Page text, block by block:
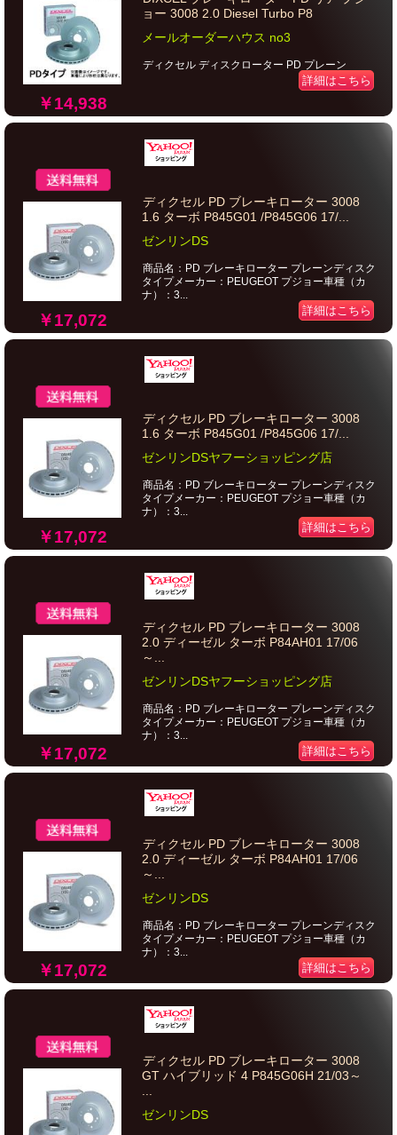
￥14,938
ョー 3008 2.0 Diesel Turbo P8
メールオーダーハウス no3
ディクセル ディスクローター PD プレーン
詳細はこちら
￥17,072
ディクセル PD ブレーキローター 3008
1.6 ターボ P845G01 /P845G06 17/...
ゼンリンDS
商品名：PD ブレーキローター プレーンディスク
タイプメーカー：PEUGEOT プジョー車種（カ
ナ）：3...
詳細はこちら
￥17,072
ディクセル PD ブレーキローター 3008
1.6 ターボ P845G01 /P845G06 17/...
ゼンリンDSヤフーショッピング店
商品名：PD ブレーキローター プレーンディスク
タイプメーカー：PEUGEOT プジョー車種（カ
ナ）：3...
詳細はこちら
￥17,072
ディクセル PD ブレーキローター 3008
2.0 ディーゼル ターボ P84AH01 17/06
～...
ゼンリンDSヤフーショッピング店
商品名：PD ブレーキローター プレーンディスク
タイプメーカー：PEUGEOT プジョー車種（カ
ナ）：3...
詳細はこちら
￥17,072
ディクセル PD ブレーキローター 3008
2.0 ディーゼル ターボ P84AH01 17/06
～...
ゼンリンDS
商品名：PD ブレーキローター プレーンディスク
タイプメーカー：PEUGEOT プジョー車種（カ
ナ）：3...
詳細はこちら
ディクセル PD ブレーキローター 3008
GT ハイブリッド 4 P845G06H 21/03～
ゼンリンDS